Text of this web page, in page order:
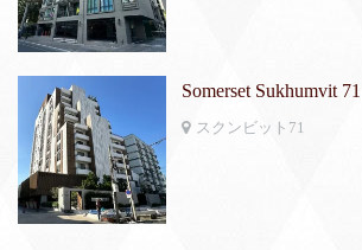
Somerset Sukhumvit 71
スクンビット71